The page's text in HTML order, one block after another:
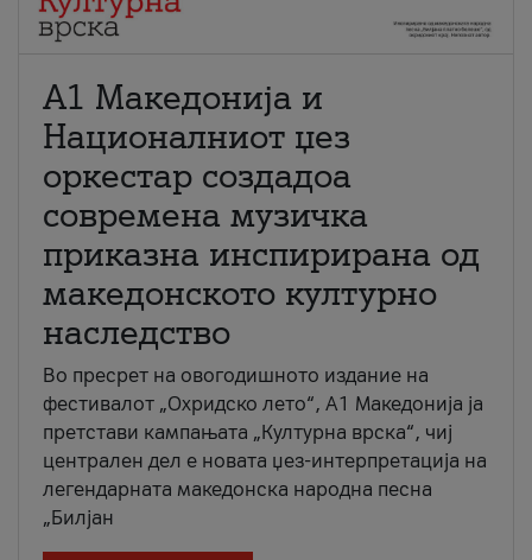
А1 Македонија и
Националниот џез
оркестар создадоа
современа музичка
приказна инспирирана од
македонското културно
наследство
Во пресрет на овогодишното издание на
фестивалот „Охридско лето“, А1 Македонија ја
претстави кампањата „Културна врска“, чиј
централен дел е новата џез-интерпретација на
легендарната македонска народна песна
„Билјан